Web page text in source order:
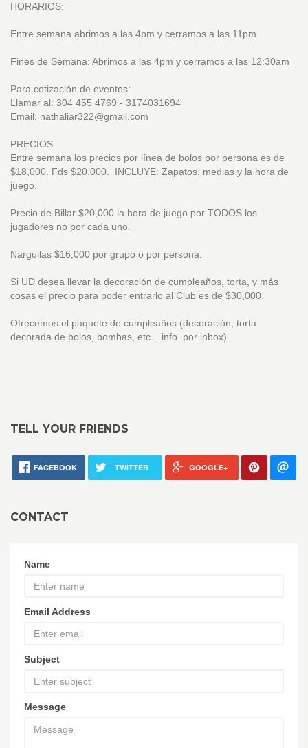
HORARIOS:
Entre semana abrimos a las 4pm y cerramos a las 11pm
Fines de Semana: Abrimos a las 4pm y cerramos a las 12:30am
Para cotización de eventos:
Llamar al: 304 455 4769 - 3174031694
Email: nathaliar322@gmail.com
PRECIOS:
Entre semana los precios por línea de bolos por persona es de
$18,000. Fds $20,000. INCLUYE: Zapatos, medias y la hora de
juego.
Precio de Billar $20,000 la hora de juego por TODOS los
jugadores no por cada uno.
Narguilas $16,000 por grupo o por persona.
Si UD desea llevar la decoración de cumpleaños, torta, y más
cosas el precio para poder entrarlo al Club es de $30,000.
Ofrecemos el paquete de cumpleaños (decoración, torta
decorada de bolos, bombas, etc. . info. por inbox)
TELL YOUR FRIENDS
FACEBOOK TWITTER GOOGLE+
CONTACT
Name
Email Address
Subject
Message